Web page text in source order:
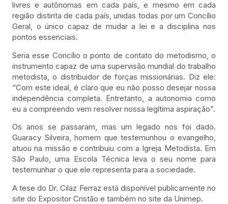
livres e autônomas em cada país, e mesmo em cada
região distinta de cada país, unidas todas por um Concílio
Geral, o único capaz de mudar a lei e a disciplina nos
pontos essenciais.
Seria esse Concílio o ponto de contato do metodismo, o
instrumento capaz de uma supervisão mundial do trabalho
metodista, o distribuidor de forças missionárias. Diz ele:
“Com este ideal, é claro que eu não posso desejar nossa
independência completa. Entretanto, a autonomia como
eu a compreendo vem resolver nossa legítima aspiração”.
Os anos se passaram, mas um legado nos foi dado.
Guaracy Silveira, homem que testemunhou o evangelho,
atuou na missão e contribuiu com a Igreja Metodista. Em
São Paulo, uma Escola Técnica leva o seu nome para
testemunhar o que ele representa para a sociedade.
A tese do Dr. Cilaz Ferraz está disponível publicamente no
site do Expositor Cristão e também no site da Unimep.